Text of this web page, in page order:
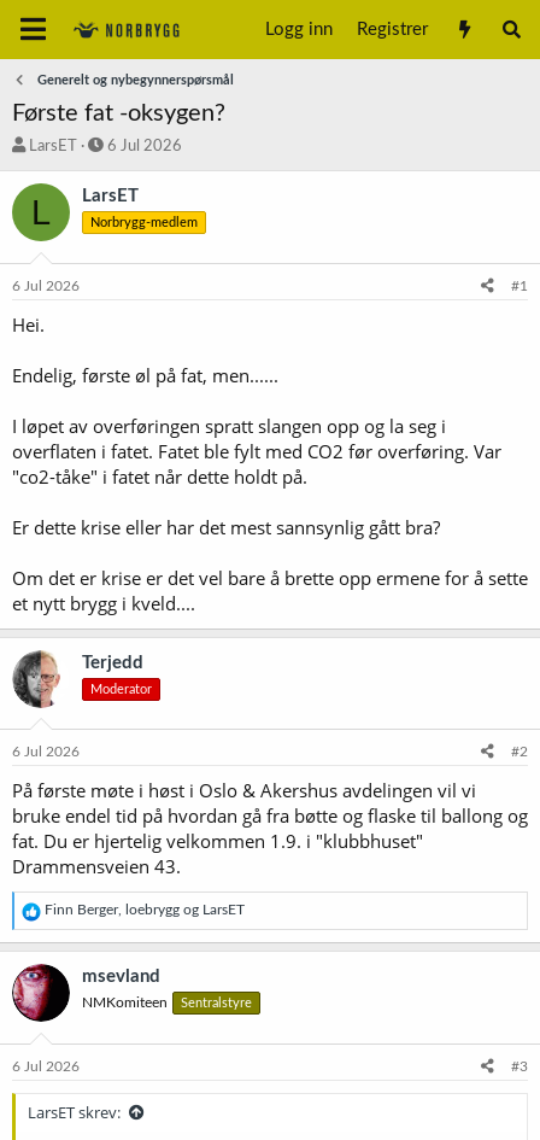
Logg inn Registrer
Generelt og nybegynnerspørsmål
Første fat -oksygen?
å
t
LarsET
S
a
r
t
6 Jul 2026
L LarsET
Norbrygg-medlem
6 Jul 2026 #1
Hei.
Endelig, første øl på fat, men......
I løpet av overføringen spratt slangen opp og la seg i
overflaten i fatet. Fatet ble fylt med CO2 før overføring. Var
"co2-tåke" i fatet når dette holdt på.
Er dette krise eller har det mest sannsynlig gått bra?
Om det er krise er det vel bare å brette opp ermene for å sette
et nytt brygg i kveld....
Terjedd
Moderator
6 Jul 2026 #2
På første møte i høst i Oslo & Akershus avdelingen vil vi
bruke endel tid på hvordan gå fra bøtte og flaske til ballong og
fat. Du er hjertelig velkommen 1.9. i "klubbhuset"
Drammensveien 43.
R
e
a
k
s
j
o
e
Finn Berger, loebrygg og LarsET
msevland
NMKomiteen Sentralstyre
6 Jul 2026 #3
LarsET skrev: